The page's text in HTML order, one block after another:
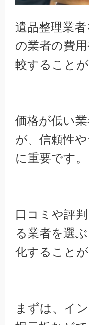
遺品整理業
の業者の費
較することが
価格が低い
が、信頼性
に重要です。
口コミや評
る業者を選
化することが
まずは、イ